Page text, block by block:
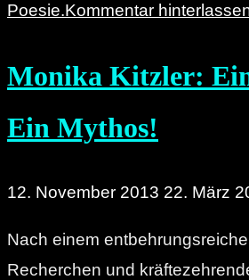
Poesie.Kommentar
Monika Kitzler:
Ein Mythos!
12. November 2013 22. März
Nach einem
Recherchen und